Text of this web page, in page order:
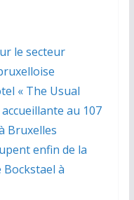
le secteur
« The Usual
au 107
Bruxelles
enfin de la
à